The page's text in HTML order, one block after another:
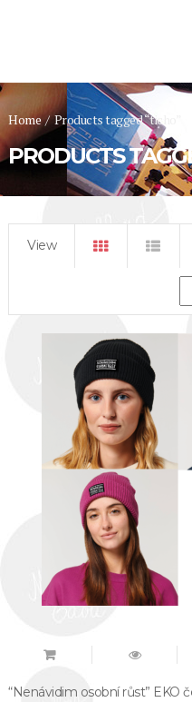
Home / Products tagged “ticho”
PRODUCTS
View
“Nenávidim osobní růst” EKO